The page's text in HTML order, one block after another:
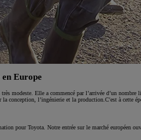
en Europe
très modeste. Elle a commencé par l’arrivée d’un
la conception, l’ingénierie et la production.C'est à cette
pour Toyota. Notre entrée sur le marché européen